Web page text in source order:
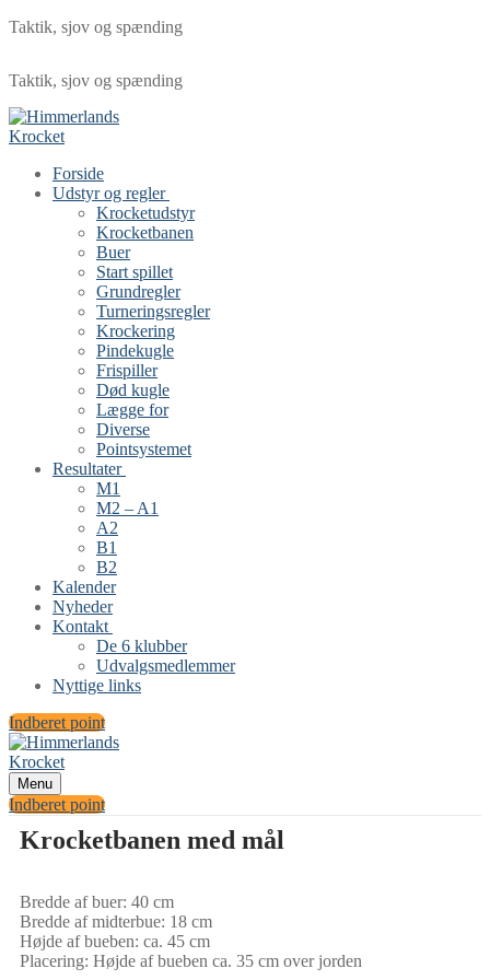
Taktik, sjov og spænding
Taktik, sjov og spænding
Forside
Udstyr og regler
Krocketudstyr
Krocketbanen
Buer
Start spillet
Grundregler
Turneringsregler
Krockering
Pindekugle
Frispiller
Død kugle
Lægge for
Diverse
Pointsystemet
Resultater
M1
M2 – A1
A2
B1
B2
Kalender
Nyheder
Kontakt
De 6 klubber
Udvalgsmedlemmer
Nyttige links
Indberet point
Menu
Indberet point
Krocketbanen med mål
Bredde af buer: 40 cm
Bredde af midterbue: 18 cm
Højde af bueben: ca. 45 cm
Placering: Højde af bueben ca. 35 cm over jorden